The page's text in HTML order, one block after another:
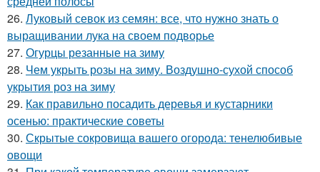
26. Луковый севок из семян: все, что нужно знать о
выращивании лука на своем подворье
27. Огурцы резанные на зиму
28. Чем укрыть розы на зиму. Воздушно-сухой способ
укрытия роз на зиму
29. Как правильно посадить деревья и кустарники
осенью: практические советы
30. Скрытые сокровища вашего огорода: тенелюбивые
овощи